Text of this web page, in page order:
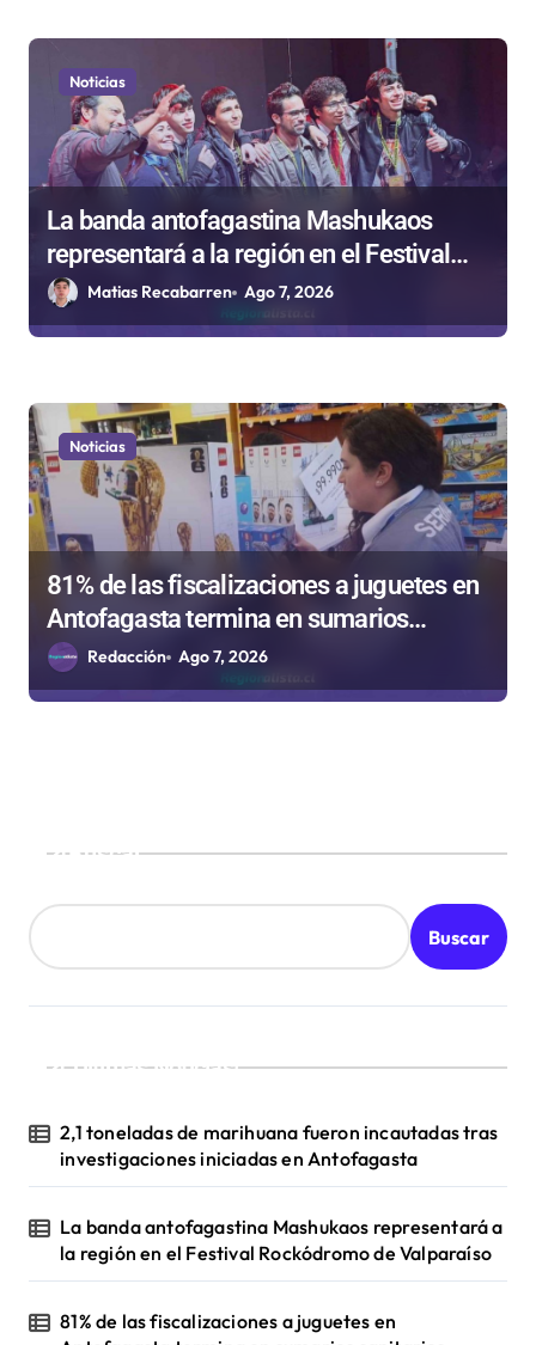
Noticias
La banda antofagastina Mashukaos
representará a la región en el Festival
Rockódromo de Valparaíso
Matias Recabarren Ago 7, 2026
Noticias
81% de las fiscalizaciones a juguetes en
Antofagasta termina en sumarios
sanitarios
Redacción Ago 7, 2026
Buscar
Buscar
¡Ultimas Noticias!
2,1 toneladas de marihuana fueron incautadas tras
investigaciones iniciadas en Antofagasta
La banda antofagastina Mashukaos representará a
la región en el Festival Rockódromo de Valparaíso
81% de las fiscalizaciones a juguetes en